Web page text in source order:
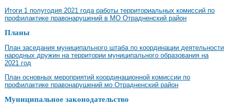
Итоги 1 полугодия 2021 года работы территориальных комиссий по
профилактике правонарушений в МО Отрадненский район
Планы
План заседания муниципального штаба по координации деятельности
народных дружин на территории муниципального образования на
2021 год
План основных мероприятий координационной комиссии по
профилактике правонарушений мо Отрадненский район
Муниципальное законодательство